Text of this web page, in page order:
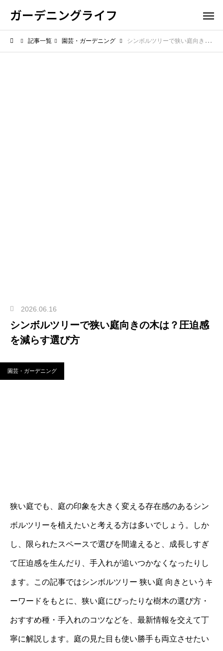
ガーデニングライフ
記事一覧 園芸・ガーデニング シンボルツリーで狭い庭向きの木は？圧迫感を減らす選び方
2026.06.16
シンボルツリーで狭い庭向きの木は？圧迫感
を減らす選び方
園芸・ガーデニング
狭い庭でも、庭の印象を大きく変える存在感のあるシン
ボルツリーを植えたいと考える方は多いでしょう。しか
し、限られたスペースで選びを間違えると、成長しすぎ
て圧迫感を生んだり、手入れが追いつかなくなったりし
ます。この記事ではシンボルツリー 狭い庭 向きというキ
ーワードをもとに、狭い庭にぴったりな樹木の選び方・
おすすめ種・手入れのコツなどを、最新情報を交えて丁
寧に解説します。庭の見た目も使い勝手も両立させたい